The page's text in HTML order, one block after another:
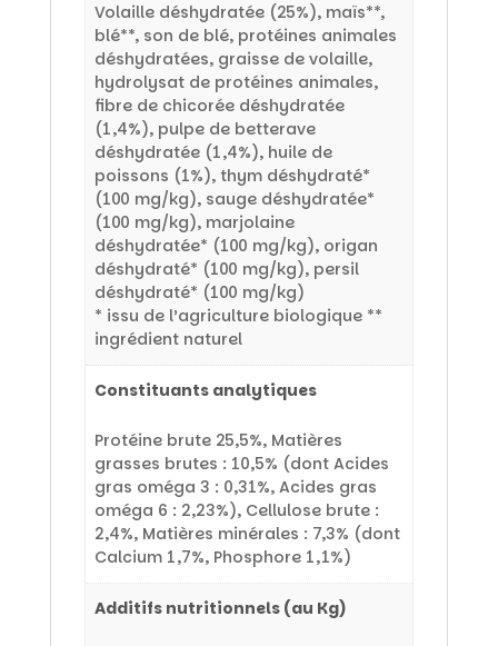
Volaille déshydratée (25%), maïs**,
blé**, son de blé, protéines animales
déshydratées, graisse de volaille,
hydrolysat de protéines animales,
fibre de chicorée déshydratée
(1,4%), pulpe de betterave
déshydratée (1,4%), huile de
poissons (1%), thym déshydraté*
(100 mg/kg), sauge déshydratée*
(100 mg/kg), marjolaine
déshydratée* (100 mg/kg), origan
déshydraté* (100 mg/kg), persil
déshydraté* (100 mg/kg)
* issu de l’agriculture biologique **
ingrédient naturel
Constituants analytiques
Protéine brute 25,5%, Matières
grasses brutes : 10,5% (dont Acides
gras oméga 3 : 0,31%, Acides gras
oméga 6 : 2,23%), Cellulose brute :
2,4%, Matières minérales : 7,3% (dont
Calcium 1,7%, Phosphore 1,1%)
Additifs nutritionnels (au Kg)